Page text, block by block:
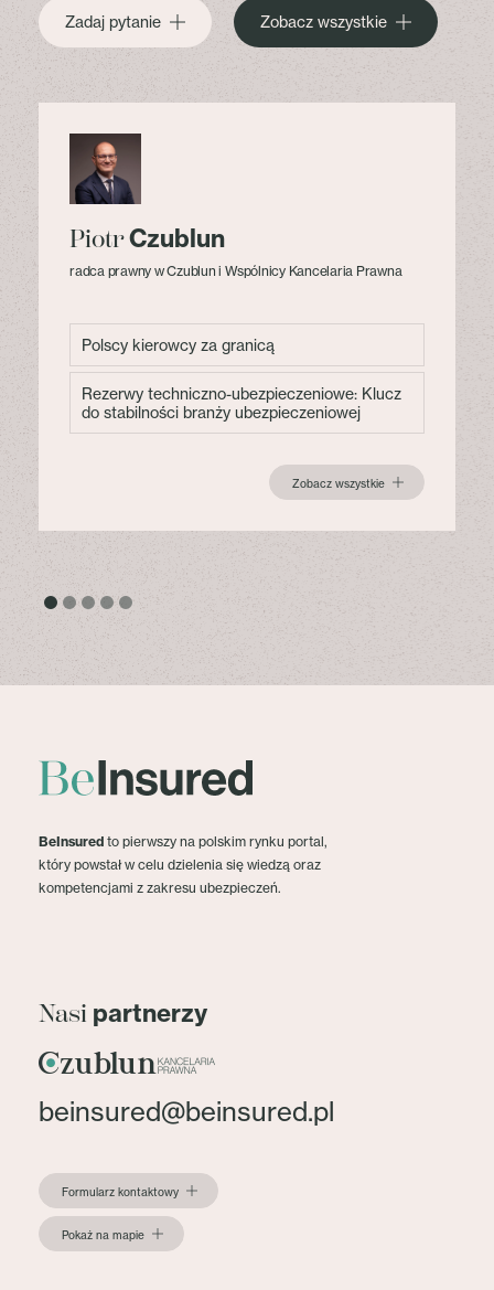
Zadaj pytanie Zobacz wszystkie
PiotrCzublun
radca prawny w Czublun i Wspólnicy Kancelaria Prawna
Polscy kierowcy za granicą
Rezerwy techniczno-ubezpieczeniowe: Klucz
do stabilności branży ubezpieczeniowej
Zobacz wszystkie
BeInsured to pierwszy na polskim rynku portal,
który powstał w celu dzielenia się wiedzą oraz
kompetencjami z zakresu ubezpieczeń.
Nasi partnerzy
beinsured@beinsured.pl
Formularz kontaktowy
Pokaż na mapie